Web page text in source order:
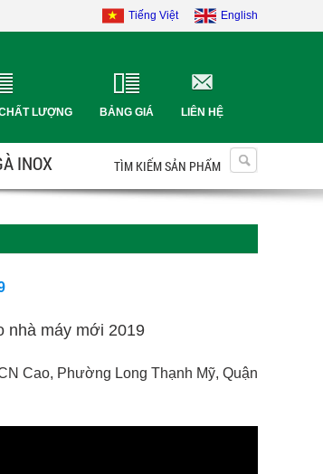
Tiếng Việt English
LƯỢNG BẢNG GIÁ LIÊN HỆ
INOX TÌM KIẾM SẢN PHẨM
nhà máy mới 2019
Cao, Phường Long Thạnh Mỹ, Quận